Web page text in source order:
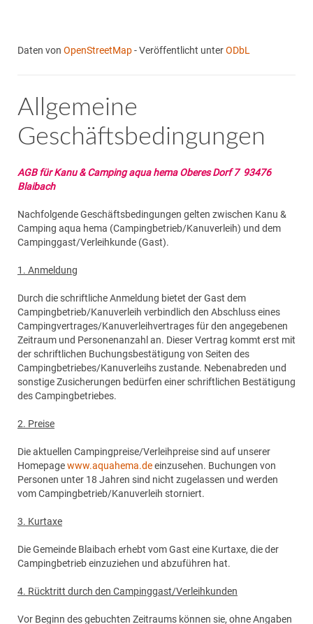
Daten von OpenStreetMap- Veröffentlicht unterODbL
Allgemeine
Geschäftsbedingungen
AGB für Kanu & Camping aqua hema Oberes Dorf 7 93476
Blaibach
Nachfolgende Geschäftsbedingungen gelten zwischen Kanu &
Camping aqua hema (Campingbetrieb/Kanuverleih) und dem
Campinggast/Verleihkunde (Gast).
1. Anmeldung
Durch die schriftliche Anmeldung bietet der Gast dem
Campingbetrieb/Kanuverleih verbindlich den Abschluss eines
Campingvertrages/Kanuverleihvertrages für den angegebenen
Zeitraum und Personenanzahl an. Dieser Vertrag kommt erst mit
der schriftlichen Buchungsbestätigung von Seiten des
Campingbetriebes/Kanuverleihs zustande. Nebenabreden und
sonstige Zusicherungen bedürfen einer schriftlichen Bestätigung
des Campingbetriebes.
2. Preise
Die aktuellen Campingpreise/Verleihpreise sind auf unserer
Homepagewww.aquahema.deeinzusehen. Buchungen von
Personen unter 18 Jahren sind nicht zugelassen und werden
vom Campingbetrieb/Kanuverleih storniert.
3. Kurtaxe
Die Gemeinde Blaibach erhebt vom Gast eine Kurtaxe, die der
Campingbetrieb einzuziehen und abzuführen hat.
4. Rücktritt durch den Campinggast/Verleihkunden
Vor Beginn des gebuchten Zeitraums können sie, ohne Angaben